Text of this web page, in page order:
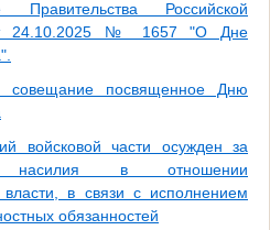
Правительства Российской
24.10.2025 № 1657 "О Дне
совещание посвященное Дню
войсковой части осужден за
насилия в отношении
власти, в связи с исполнением
обязанностей